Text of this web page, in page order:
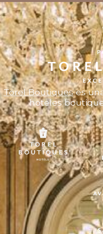
Torel Boutiqueses
hoteles